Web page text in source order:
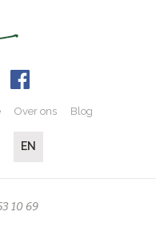
Over ons Blog
EN
10 69